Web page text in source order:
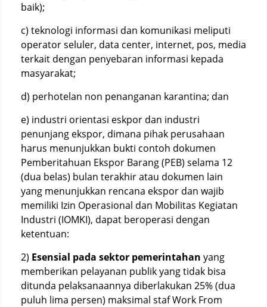
baik);
c) teknologi informasi dan komunikasi meliputi
operator seluler, data center, internet, pos, media
terkait dengan penyebaran informasi kepada
masyarakat;
d) perhotelan non penanganan karantina; dan
e) industri orientasi eskpor dan industri
penunjang ekspor, dimana pihak perusahaan
harus menunjukkan bukti contoh dokumen
Pemberitahuan Ekspor Barang (PEB) selama 12
(dua belas) bulan terakhir atau dokumen lain
yang menunjukkan rencana ekspor dan wajib
memiliki Izin Operasional dan Mobilitas Kegiatan
Industri (IOMKI), dapat beroperasi dengan
ketentuan:
2) Esensial pada sektor pemerintahan yang
memberikan pelayanan publik yang tidak bisa
ditunda pelaksanaannya diberlakukan 25% (dua
puluh lima persen) maksimal staf Work From